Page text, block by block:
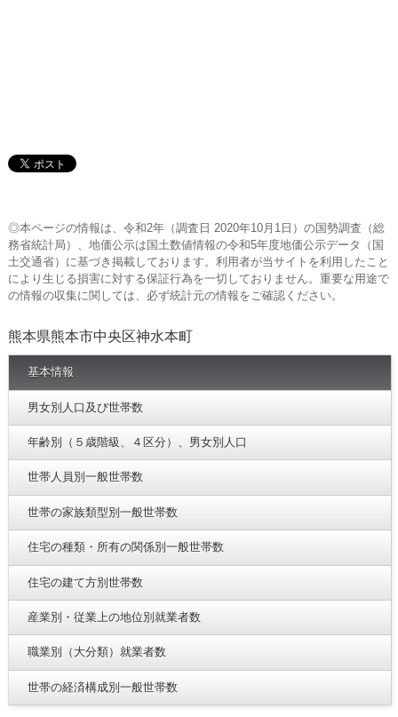
◎本ページの情報は、令和2年（調査日 2020年10月1日）の国勢調査（総
務省統計局）、地価公示は国土数値情報の令和5年度地価公示データ（国
土交通省）に基づき掲載しております。利用者が当サイトを利用したこと
により生じる損害に対する保証行為を一切しておりません。重要な用途で
の情報の収集に関しては、必ず統計元の情報をご確認ください。
熊本県熊本市中央区神水本町
基本情報
男女別人口及び世帯数
年齢別（５歳階級、４区分）、男女別人口
世帯人員別一般世帯数
世帯の家族類型別一般世帯数
住宅の種類・所有の関係別一般世帯数
住宅の建て方別世帯数
産業別・従業上の地位別就業者数
職業別（大分類）就業者数
世帯の経済構成別一般世帯数